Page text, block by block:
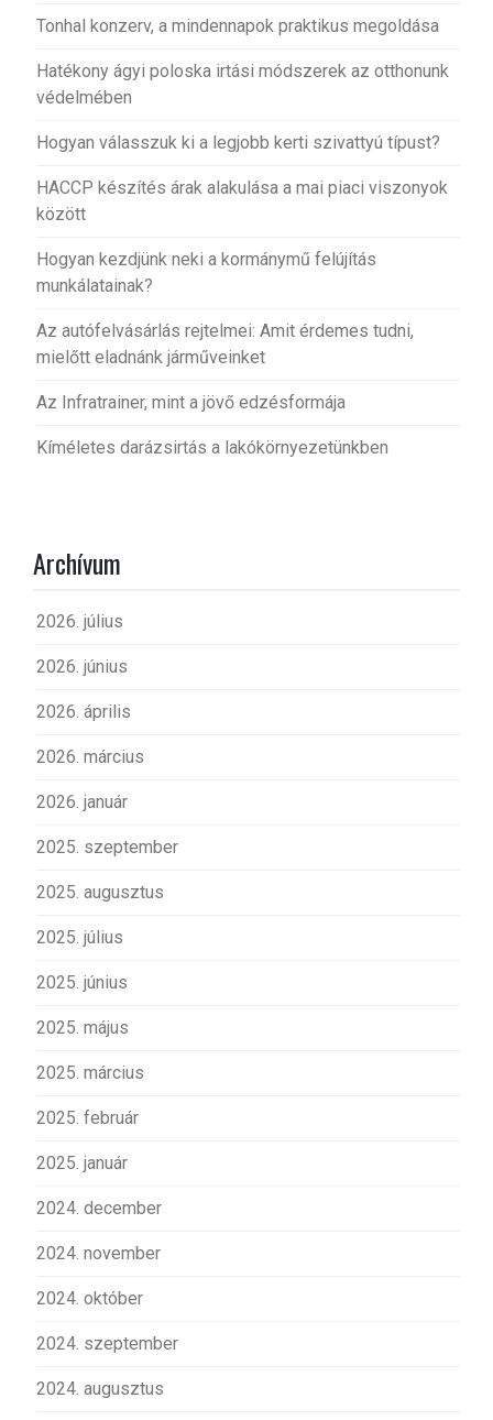
Tonhal konzerv, a mindennapok praktikus megoldása
Hatékony ágyi poloska irtási módszerek az otthonunk
védelmében
Hogyan válasszuk ki a legjobb kerti szivattyú típust?
HACCP készítés árak alakulása a mai piaci viszonyok
között
Hogyan kezdjünk neki a kormánymű felújítás
munkálatainak?
Az autófelvásárlás rejtelmei: Amit érdemes tudni,
mielőtt eladnánk járműveinket
Az Infratrainer, mint a jövő edzésformája
Kíméletes darázsirtás a lakókörnyezetünkben
Archívum
2026. július
2026. június
2026. április
2026. március
2026. január
2025. szeptember
2025. augusztus
2025. július
2025. június
2025. május
2025. március
2025. február
2025. január
2024. december
2024. november
2024. október
2024. szeptember
2024. augusztus